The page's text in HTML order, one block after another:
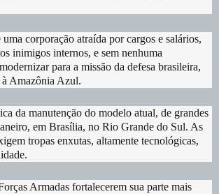
corporação atraída por cargos e salários,
inimigos internos, e sem nenhuma
para a missão da defesa brasileira,
Amazônia Azul.
da manutenção do modelo atual, de grandes
em Brasília, no Rio Grande do Sul. As
tropas enxutas, altamente tecnológicas,
Armadas fortalecerem sua parte mais